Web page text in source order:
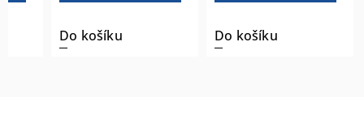
Do košíku Do košíku